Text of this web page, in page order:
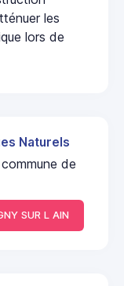
les
lors de
Naturels
de
SUR L AIN